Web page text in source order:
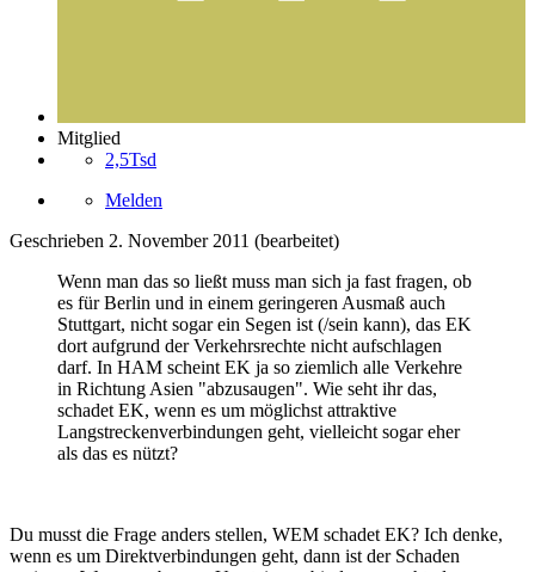
Mitglied
2,5Tsd
Melden
Geschrieben 2. November 2011 (bearbeitet)
Wenn man das so ließt muss man sich ja fast fragen, ob
es für Berlin und in einem geringeren Ausmaß auch
Stuttgart, nicht sogar ein Segen ist (/sein kann), das EK
dort aufgrund der Verkehrsrechte nicht aufschlagen
darf. In HAM scheint EK ja so ziemlich alle Verkehre
in Richtung Asien "abzusaugen". Wie seht ihr das,
schadet EK, wenn es um möglichst attraktive
Langstreckenverbindungen geht, vielleicht sogar eher
als das es nützt?
Du musst die Frage anders stellen, WEM schadet EK? Ich denke,
wenn es um Direktverbindungen geht, dann ist der Schaden